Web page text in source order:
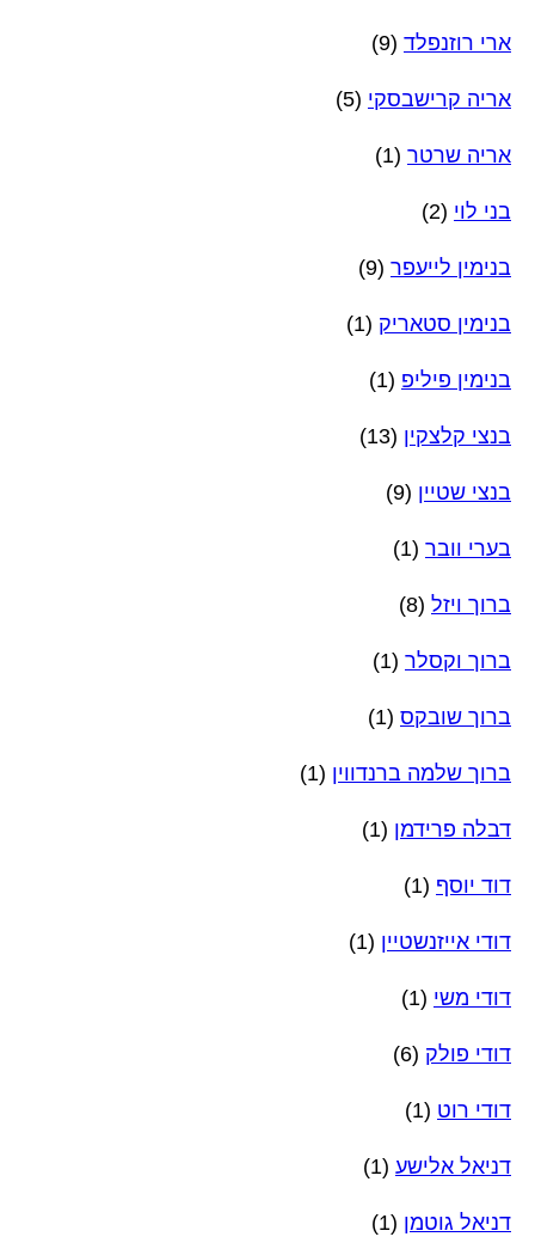
ארי רוזנפלד (9)
אריה קרישבסקי (5)
אריה שרטר (1)
בני לוי (2)
בנימין לייעפר (9)
בנימין סטאריק (1)
בנימין פיליפ (1)
בנצי קלצקין (13)
בנצי שטיין (9)
בערי וובר (1)
ברוך ויזל (8)
ברוך וקסלר (1)
ברוך שובקס (1)
ברוך שלמה ברנדווין (1)
דבלה פרידמן (1)
דוד יוסף (1)
דודי אייזנשטיין (1)
דודי משי (1)
דודי פולק (6)
דודי רוט (1)
דניאל אלישע (1)
דניאל גוטמן (1)